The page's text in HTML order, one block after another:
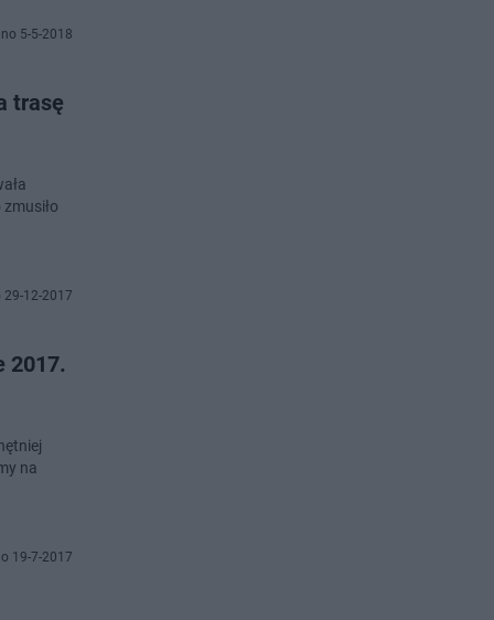
5-5-2018
trasę
29-12-2017
2017.
na
19-7-2017